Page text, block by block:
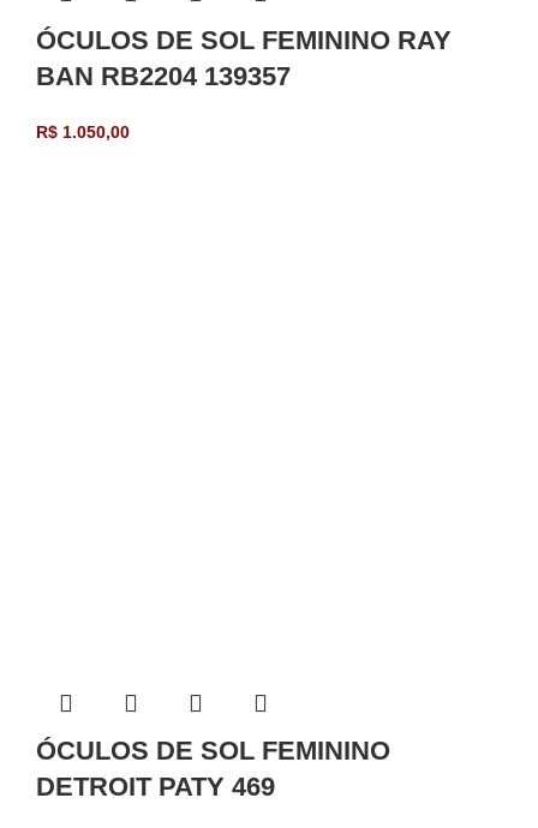
ÓCULOS DE SOL FEMININO RAY
BAN RB2204 139357
R$ 1.050,00
ÓCULOS DE SOL FEMININO
DETROIT PATY 469